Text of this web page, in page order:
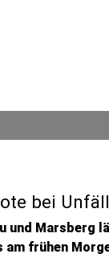
bei
und Marsberg
am frühen